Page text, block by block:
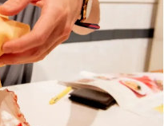
一番食べやすそうでし